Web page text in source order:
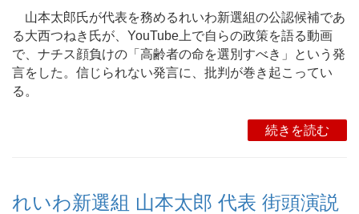
山本太郎氏が代表を務めるれいわ新選組の公認候補であ
る大西つねき氏が、YouTube上で自らの政策を語る動画
で、ナチス顔負けの「高齢者の命を選別すべき」という発
言をした。信じられない発言に、批判が巻き起こってい
る。
続きを読む
れいわ新選組 山本太郎 代表 街頭演説